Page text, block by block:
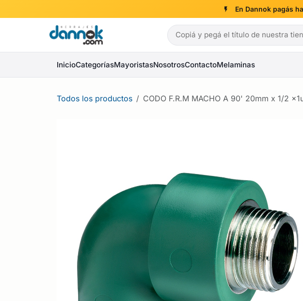
En Dannok pagás
InicioCategoríasMayoristasNosotrosContactoMelaminas
Todos los productos CODO F.R.M MACHO A 90' 20mm x 1/2